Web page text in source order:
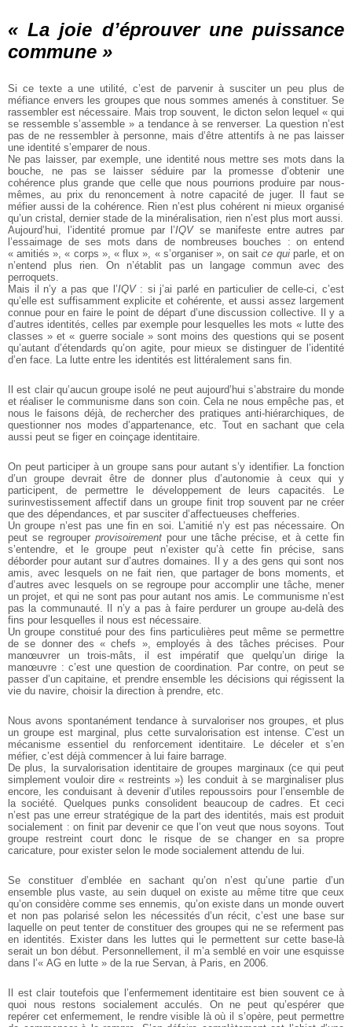
« La joie d’éprouver une puissance
commune »
Si ce texte a une utilité, c’est de parvenir à susciter un peu plus de
méfiance envers les groupes que nous sommes amenés à constituer. Se
rassembler est nécessaire. Mais trop souvent, le dicton selon lequel « qui
se ressemble s’assemble » a tendance à se renverser. La question n’est
pas de ne ressembler à personne, mais d’être attentifs à ne pas laisser
une identité s’emparer de nous.
Ne pas laisser, par exemple, une identité nous mettre ses mots dans la
bouche, ne pas se laisser séduire par la promesse d’obtenir une
cohérence plus grande que celle que nous pourrions produire par nous-
mêmes, au prix du renoncement à notre capacité de juger. Il faut se
méfier aussi de la cohérence. Rien n’est plus cohérent ni mieux organisé
qu’un cristal, dernier stade de la minéralisation, rien n’est plus mort aussi.
Aujourd’hui, l’identité promue par l’IQVse manifeste entre autres par
l’essaimage de ses mots dans de nombreuses bouches : on entend
« amitiés », « corps », « flux », « s’organiser », on saitce quiparle, et on
n’entend plus rien. On n’établit pas un langage commun avec des
perroquets.
Mais il n’y a pas que l’IQV: si j’ai parlé en particulier de celle-ci, c’est
qu’elle est suffisamment explicite et cohérente, et aussi assez largement
connue pour en faire le point de départ d’une discussion collective. Il y a
d’autres identités, celles par exemple pour lesquelles les mots « lutte des
classes » et « guerre sociale » sont moins des questions qui se posent
qu’autant d’étendards qu’on agite, pour mieux se distinguer de l’identité
d’en face. La lutte entre les identités est littéralement sans fin.
Il est clair qu’aucun groupe isolé ne peut aujourd’hui s’abstraire du monde
et réaliser le communisme dans son coin. Cela ne nous empêche pas, et
nous le faisons déjà, de rechercher des pratiques anti-hiérarchiques, de
questionner nos modes d’appartenance, etc. Tout en sachant que cela
aussi peut se figer en coinçage identitaire.
On peut participer à un groupe sans pour autant s’y identifier. La fonction
d’un groupe devrait être de donner plus d’autonomie à ceux qui y
participent, de permettre le développement de leurs capacités. Le
surinvestissement affectif dans un groupe finit trop souvent par ne créer
que des dépendances, et par susciter d’affectueuses chefferies.
Un groupe n’est pas une fin en soi. L’amitié n’y est pas nécessaire. On
peut se regrouper provisoirementpour une tâche précise, et à cette fin
s’entendre, et le groupe peut n’exister qu’à cette fin précise, sans
déborder pour autant sur d’autres domaines. Il y a des gens qui sont nos
amis, avec lesquels on ne fait rien, que partager de bons moments, et
d’autres avec lesquels on se regroupe pour accomplir une tâche, mener
un projet, et qui ne sont pas pour autant nos amis. Le communisme n’est
pas la communauté. Il n’y a pas à faire perdurer un groupe au-delà des
fins pour lesquelles il nous est nécessaire.
Un groupe constitué pour des fins particulières peut même se permettre
de se donner des « chefs », employés à des tâches précises. Pour
manœuvrer un trois-mâts, il est impératif que quelqu’un dirige la
manœuvre : c’est une question de coordination. Par contre, on peut se
passer d’un capitaine, et prendre ensemble les décisions qui régissent la
vie du navire, choisir la direction à prendre, etc.
Nous avons spontanément tendance à survaloriser nos groupes, et plus
un groupe est marginal, plus cette survalorisation est intense. C’est un
mécanisme essentiel du renforcement identitaire. Le déceler et s’en
méfier, c’est déjà commencer à lui faire barrage.
De plus, la survalorisation identitaire de groupes marginaux (ce qui peut
simplement vouloir dire « restreints ») les conduit à se marginaliser plus
encore, les conduisant à devenir d’utiles repoussoirs pour l’ensemble de
la société. Quelques punks consolident beaucoup de cadres. Et ceci
n’est pas une erreur stratégique de la part des identités, mais est produit
socialement : on finit par devenir ce que l’on veut que nous soyons. Tout
groupe restreint court donc le risque de se changer en sa propre
caricature, pour exister selon le mode socialement attendu de lui.
Se constituer d’emblée en sachant qu’on n’est qu’une partie d’un
ensemble plus vaste, au sein duquel on existe au même titre que ceux
qu’on considère comme ses ennemis, qu’on existe dans un monde ouvert
et non pas polarisé selon les nécessités d’un récit, c’est une base sur
laquelle on peut tenter de constituer des groupes qui ne se referment pas
en identités. Exister dans les luttes qui le permettent sur cette base-là
serait un bon début. Personnellement, il m’a semblé en voir une esquisse
dans l’« AG en lutte » de la rue Servan, à Paris, en 2006.
Il est clair toutefois que l’enfermement identitaire est bien souvent ce à
quoi nous restons socialement acculés. On ne peut qu’espérer que
repérer cet enfermement, le rendre visible là où il s’opère, peut permettre